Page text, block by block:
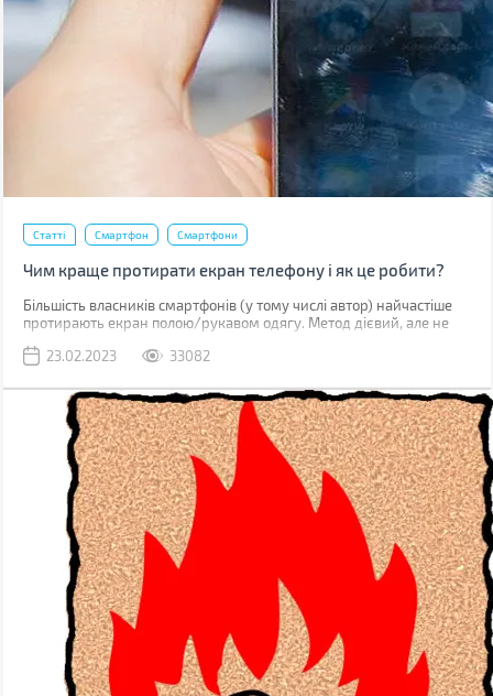
Статті Смартфон Смартфони
Чим краще протирати екран телефону і як це робити?
Більшість власників смартфонів (у тому числі автор) найчастіше
протирають екран полою/рукавом одягу. Метод дієвий, але не
уважно придивитесь до дисплея, скоріше за все побачите
очищення.
23.02.2023 33082